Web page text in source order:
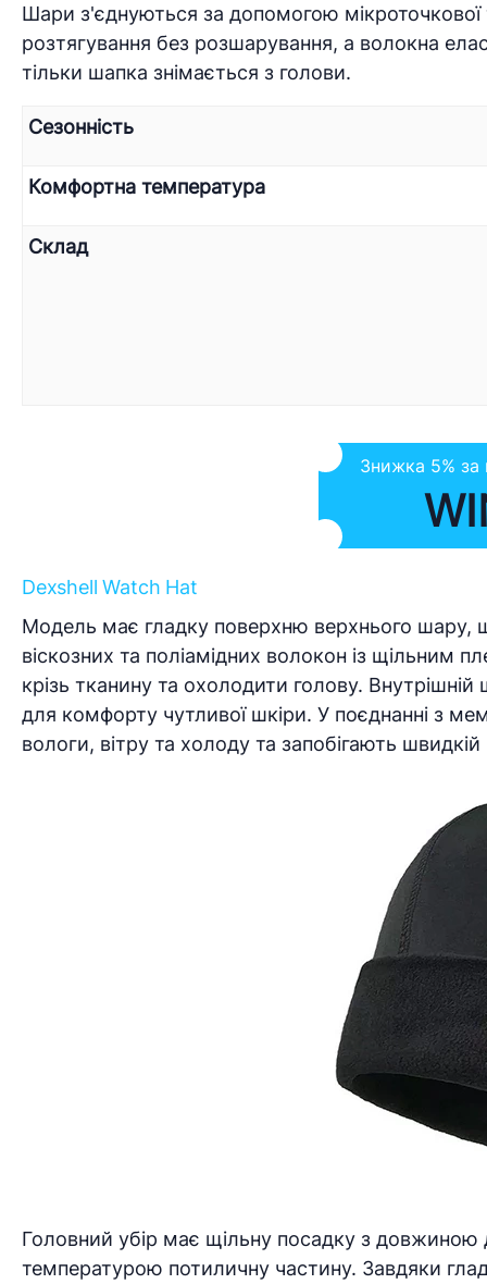
Шари з'єднуються за допомогою мікроточкової
розтягування без розшарування, а волокна
тільки шапка знімається з голови.
Сезонність
Комфортна температура
Склад
Знижка 5%
Dexshell Watch Hat
Модель має гладку поверхню верхнього шару,
віскозних та поліамідних волокон із щільним
крізь тканину та охолодити голову.
для комфорту чутливої шкіри. У поєднанні з
вологи, вітру та холоду та запобігають
Головний убір має щільну посадку з довжиною
температурою потиличну частину. Завдяки